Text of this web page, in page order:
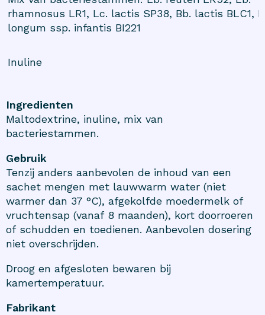
rhamnosus LR1, Lc. lactis SP38, Bb. lactis BLC1,
longum ssp. infantis BI221
Inuline
Ingredienten
Maltodextrine, inuline, mix van
bacteriestammen.
Gebruik
Tenzij anders aanbevolen de inhoud van een
sachet mengen met lauwwarm water (niet
warmer dan 37 °C), afgekolfde moedermelk of
vruchtensap (vanaf 8 maanden), kort doorroeren
of schudden en toedienen. Aanbevolen dosering
niet overschrijden.
Droog en afgesloten bewaren bij
kamertemperatuur.
Fabrikant